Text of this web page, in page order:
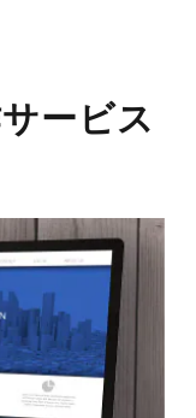
ービス